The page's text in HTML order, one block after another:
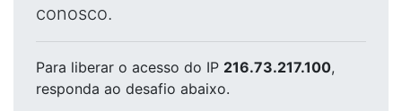
conosco.
Para liberar o acesso do IP 216.73.217.100,
responda ao desafio abaixo.